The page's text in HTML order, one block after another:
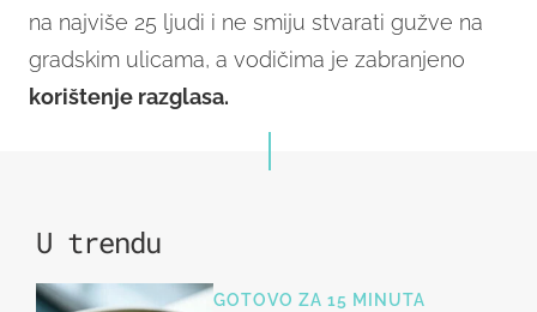
na najviše 25 ljudi i ne smiju stvarati gužve na
gradskim ulicama, a vodičima je zabranjeno
korištenje razglasa.
U trendu
GOTOVO ZA 15 MINUTA